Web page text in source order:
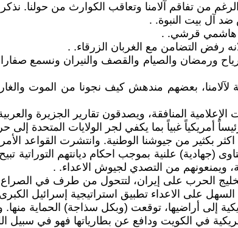
من تفاقم آلامنا وتعاقب الكوارث من حولنا. نذكر
آل بيت النبوة. .
هاشمي قرشي. .
رفض التضامن مع الغربان الزرقاء. .
ورمضان والصيام والقصف والنيران ونسمع
لآلامنا، بعضهم مندهش كيف نجونا من الموت
المنافقة، ويصدقون تقارير الجزيرة
بكثير من جيوشنا الوطنية. وانتشرت القواعد
علنية بموجب احكام ديانتهم التوراتية
من التصدي لجيوش الاعداء. .
الحرب على إيران، لتتحول من طرف في الصراع
على الاعداء تطبيق استراتيجية إسرائيل
إلى أراضيها، توقعت (وبكل سذاجة) الحماية
في الكويت ودافع عن بطارياتها فهو في سبيل